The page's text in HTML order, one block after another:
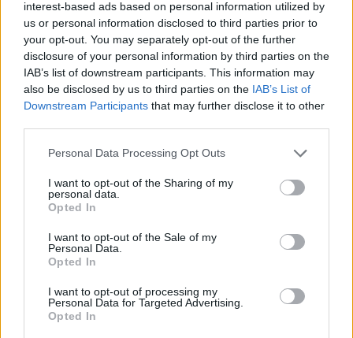
interest-based ads based on personal information utilized by
us or personal information disclosed to third parties prior to
your opt-out. You may separately opt-out of the further
disclosure of your personal information by third parties on the
IAB’s list of downstream participants. This information may
also be disclosed by us to third parties on the IAB’s List of
Downstream Participants that may further disclose it to other
Personal Data Processing Opt Outs
I want to opt-out of the Sharing of my
personal data.
Opted In
I want to opt-out of the Sale of my
Personal Data.
Opted In
I want to opt-out of processing my
Personal Data for Targeted Advertising.
Opted In
και δέχτηκε ανελέητο
τρολάρισμα online
ΣΉΜΕΡΑ
Πολλοί εξέφρασαν απορία για την
καταλληλότητα του νερού, με σχόλια
όπως «τα πόδια του δεν ήταν μέσα σε
αυτό;»
22 χρόνια από τον θάνατο του
Δημήτρη Παπαμιχαήλ: Η
ανάρτηση της Φίνος Φιλμ για
το «γοητευτικό λεβεντόπαιδο
Τον θυμόμαστε ως σπουδαίο ηθοποιό και
καλλιτέχνη που αποτέλεσε, μαζί με την
αναφέρεται χαρακτηριστικά
Μαρίνα Βερνίκου: Πόζαρε με